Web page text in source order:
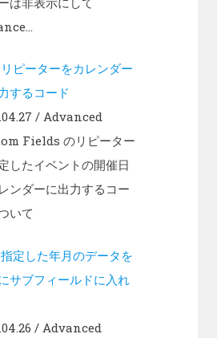
ピーターをカレンダー
するコード
/ Advanced
Fields のリピーター
したイベントの開催日
ンダーに出力するコー
いて
定した年月のデータを
サブフィールドに入れ
/ Advanced